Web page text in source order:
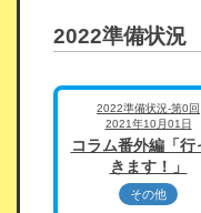
2022準備状況
2022準備状況-第0回
2021年10月01日
コラム番外編「行
きます！」
その他